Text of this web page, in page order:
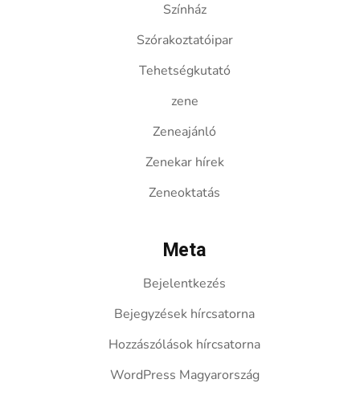
Színház
Szórakoztatóipar
Tehetségkutató
zene
Zeneajánló
Zenekar hírek
Zeneoktatás
Meta
Bejelentkezés
Bejegyzések hírcsatorna
Hozzászólások hírcsatorna
WordPress Magyarország